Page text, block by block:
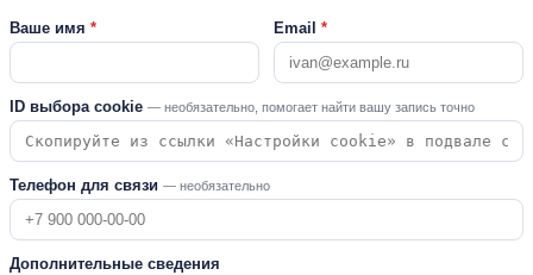
Ваше имя * Email *
ID выбора cookie — необязательно, помогает найти вашу запись точно
Телефон для связи — необязательно
Дополнительные сведения